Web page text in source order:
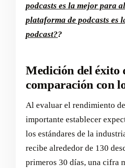
podcasts es la mejor para
plataforma de podcasts es
podcast??
Medición del éxito
comparación con
Al evaluar el rendimiento
importante establecer
los estándares de la
recibe alrededor de 130
primeros 30 días, una cifra